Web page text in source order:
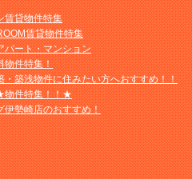
賃貸物件特集
賃貸物件特集
パート・マンション
物件特集！
・築浅物件に住みたい方へおすすめ！！
物件特集！！★
伊勢崎店のおすすめ！